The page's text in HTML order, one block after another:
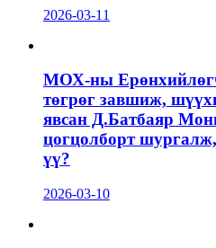
2026-03-11
МОХ-ны
төгрөг завшиж,
явсан Д.Батбаяр
цогцолборт
үү?
2026-03-10